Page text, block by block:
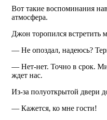
Вот такие воспоминания
атмосфера.
Джон торопился встретить
— Не опоздал, надеюсь?
— Нет-нет. Точно в срок.
ждет нас.
Из-за полуоткрытой двери
— Кажется, ко мне гости!